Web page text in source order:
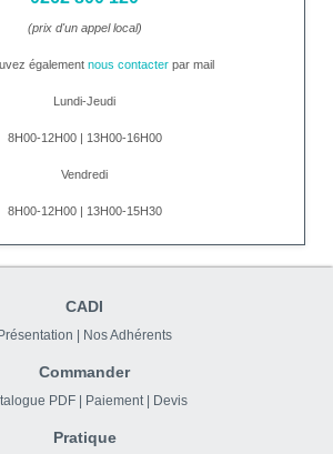
(prix d'un appel local)
également nous contacterpar mail
Lundi-Jeudi
8H00-12H00 | 13H00-16H00
Vendredi
8H00-12H00 | 13H00-15H30
CADI
| Nos Adhérents
Commander
PDF | Paiement | Devis
Pratique